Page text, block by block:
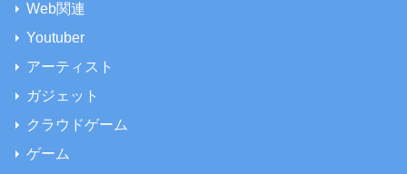
Web関連
Youtuber
アーティスト
ガジェット
クラウドゲーム
ゲーム